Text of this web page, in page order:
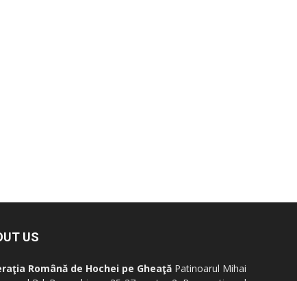
US
Română de Hochei pe Gheaţă Patinoarul Mihai